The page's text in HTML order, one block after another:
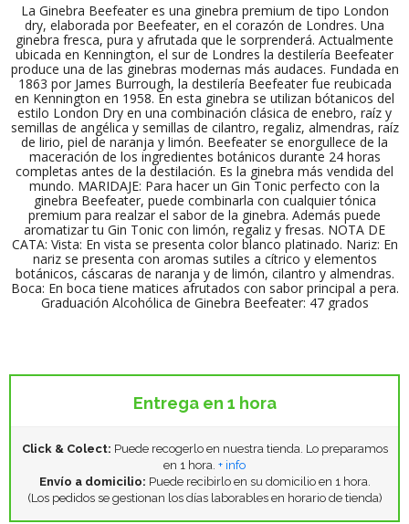
La Ginebra Beefeater es una ginebra premium de tipo London
dry, elaborada por Beefeater, en el corazón de Londres. Una
ginebra fresca, pura y afrutada que le sorprenderá. Actualmente
ubicada en Kennington, el sur de Londres la destilería Beefeater
produce una de las ginebras modernas más audaces. Fundada en
1863 por James Burrough, la destilería Beefeater fue reubicada
en Kennington en 1958. En esta ginebra se utilizan bótanicos del
estilo London Dry en una combinación clásica de enebro, raíz y
semillas de angélica y semillas de cilantro, regaliz, almendras, raíz
de lirio, piel de naranja y limón. Beefeater se enorgullece de la
maceración de los ingredientes botánicos durante 24 horas
completas antes de la destilación. Es la ginebra más vendida del
mundo. MARIDAJE: Para hacer un Gin Tonic perfecto con la
ginebra Beefeater, puede combinarla con cualquier tónica
premium para realzar el sabor de la ginebra. Además puede
aromatizar tu Gin Tonic con limón, regaliz y fresas. NOTA DE
CATA: Vista: En vista se presenta color blanco platinado. Nariz: En
nariz se presenta con aromas sutiles a cítrico y elementos
botánicos, cáscaras de naranja y de limón, cilantro y almendras.
Boca: En boca tiene matices afrutados con sabor principal a pera.
Graduación Alcohólica de Ginebra Beefeater: 47 grados
Entrega en 1 hora
Click & Colect: Puede recogerlo en nuestra tienda. Lo preparamos
en 1 hora. + info
Envío a domicilio: Puede recibirlo en su domicilio en 1 hora.
(Los pedidos se gestionan los días laborables en horario de tienda)